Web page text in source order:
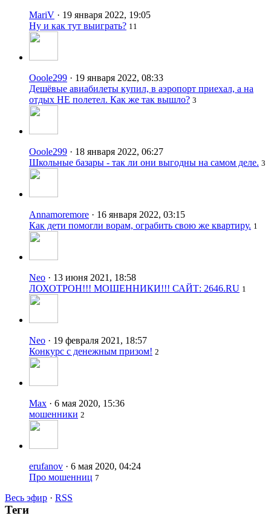
MariV · 19 января 2022, 19:05
Ну и как тут выиграть? 11
Ooole299 · 19 января 2022, 08:33
Дешёвые авиабилеты купил, в аэропорт приехал, а на
отдых НЕ полетел. Как же так вышло? 3
Ooole299 · 18 января 2022, 06:27
Школьные базары - так ли они выгодны на самом деле. 3
Annamoremore · 16 января 2022, 03:15
Как дети помогли ворам, ограбить свою же квартиру. 1
Neo · 13 июня 2021, 18:58
ЛОХОТРОН!!! МОШЕННИКИ!!! САЙТ: 2646.RU 1
Neo · 19 февраля 2021, 18:57
Конкурс с денежным призом! 2
Max · 6 мая 2020, 15:36
мошенники 2
erufanov · 6 мая 2020, 04:24
Про мошенниц 7
Весь эфир · RSS
Теги